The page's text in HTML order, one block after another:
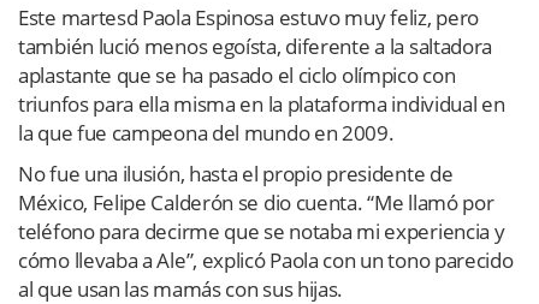
Este martesd Paola Espinosa estuvo muy feliz, pero
también lució menos egoísta, diferente a la saltadora
aplastante que se ha pasado el ciclo olímpico con
triunfos para ella misma en la plataforma individual en
la que fue campeona del mundo en 2009.
No fue una ilusión, hasta el propio presidente de
México, Felipe Calderón se dio cuenta. “Me llamó por
teléfono para decirme que se notaba mi experiencia y
cómo llevaba a Ale”, explicó Paola con un tono parecido
al que usan las mamás con sus hijas.